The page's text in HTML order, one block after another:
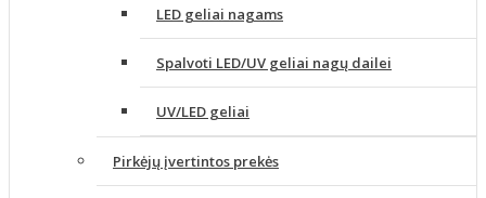
LED geliai nagams
Spalvoti LED/UV geliai nagų dailei
UV/LED geliai
Pirkėjų įvertintos prekės